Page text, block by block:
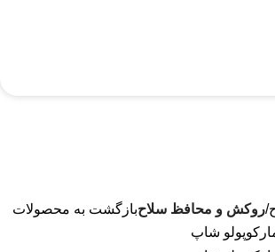
روکش و محافظ سلاحبازگشت به محصولات